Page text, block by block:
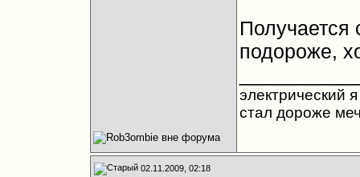
подороже,
электрический
стал дороже
02.11.2009, 02:18